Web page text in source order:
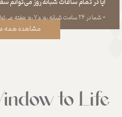
آیا در تمام ساعات شبانه روز می‌توانم
​​​​​​​​​​​​​​- شما در ۲۴ ساعت شبانه روز و ۷ روز هفته می‌‏توانید سفارش خود را ثبت کنید.
مشاهده همه